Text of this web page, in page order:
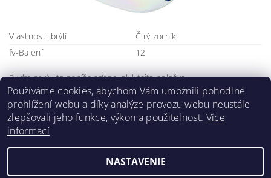
Vlastnosti brýlí
Čirý zorník
fv-Balení
12
Buďte prvý, kto napíše príspevok k tejto položke.
Pridať komentár
Používáme cookies, abychom Vám umožnili pohodlné
prohlížení webu a díky analýze provozu webu neustále
zlepšovali jeho funkce, výkon a použitelnost. Více
informací
NASTAVENIE